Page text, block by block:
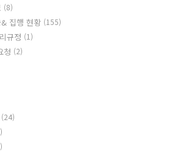
(8)
집행 현황 (155)
규정 (1)
청 (2)
(24)